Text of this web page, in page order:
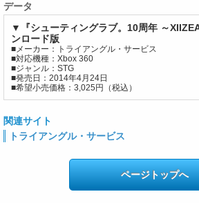
データ
▼『シューティングラブ。10周年 ～
ンロード版
■メーカー：トライアングル・サービス
■対応機種：Xbox 360
■ジャンル：STG
■発売日：2014年4月24日
■希望小売価格：3,025円（税込）
関連サイト
トライアングル・サービス
ページトップへ